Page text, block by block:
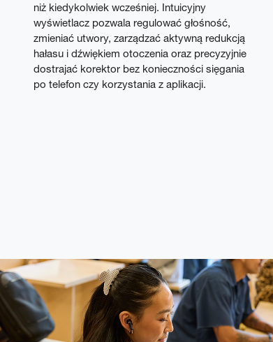
niż kiedykolwiek wcześniej. Intuicyjny
wyświetlacz pozwala regulować głośność,
zmieniać utwory, zarządzać aktywną redukcją
hałasu i dźwiękiem otoczenia oraz precyzyjnie
dostrajać korektor bez konieczności sięgania
po telefon czy korzystania z aplikacji.